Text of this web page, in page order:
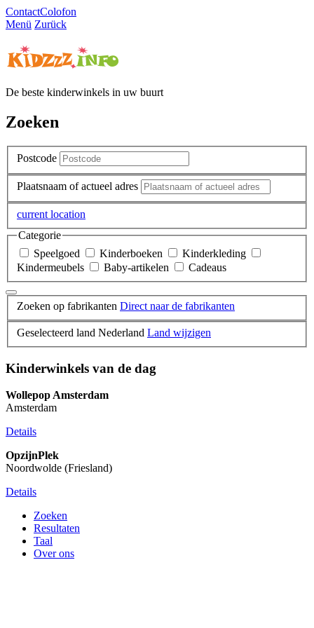
ContactColofon
Menü Zurück
De beste kinderwinkels in uw buurt
Zoeken
Postcode
Plaatsnaam of actueel adres
current location
Categorie
Speelgoed
Kinderboeken
Kinderkleding
Kindermeubels
Baby-artikelen Cadeaus
Zoeken op fabrikanten Direct naar de fabrikanten
Geselecteerd land Nederland Land wijzigen
Kinderwinkels van de dag
Wollepop Amsterdam
Amsterdam
Details
OpzijnPlek
Noordwolde (Friesland)
Details
Zoeken
Resultaten
Taal
Over ons